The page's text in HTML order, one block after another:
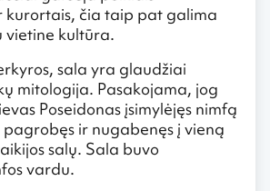
kurortais, čia taip pat galima
vietine kultūra.
sala yra glaudžiai
mitologija. Pasakojama, jog
Poseidonas įsimylėjęs nimfą
ir nugabenęs į vieną
salų. Sala buvo
vardu.